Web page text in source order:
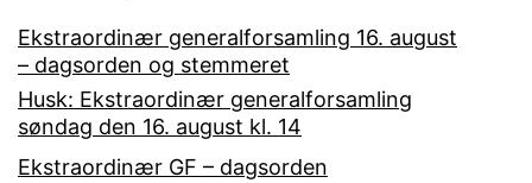
Ekstraordinær generalforsamling 16. august
– dagsorden og stemmeret
Husk: Ekstraordinær generalforsamling
søndag den 16. august kl. 14
Ekstraordinær GF – dagsorden